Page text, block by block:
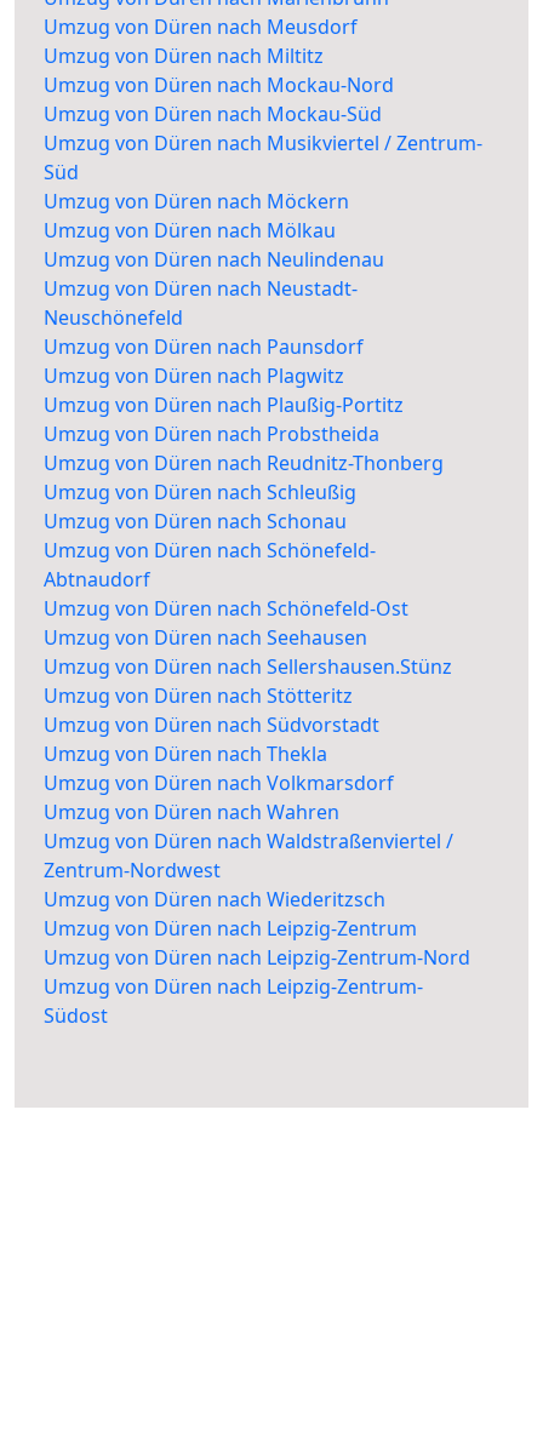
Umzug von Düren nach Meusdorf
Umzug von Düren nach Miltitz
Umzug von Düren nach Mockau-Nord
Umzug von Düren nach Mockau-Süd
Umzug von Düren nach Musikviertel / Zentrum-
Süd
Umzug von Düren nach Möckern
Umzug von Düren nach Mölkau
Umzug von Düren nach Neulindenau
Umzug von Düren nach Neustadt-
Neuschönefeld
Umzug von Düren nach Paunsdorf
Umzug von Düren nach Plagwitz
Umzug von Düren nach Plaußig-Portitz
Umzug von Düren nach Probstheida
Umzug von Düren nach Reudnitz-Thonberg
Umzug von Düren nach Schleußig
Umzug von Düren nach Schonau
Umzug von Düren nach Schönefeld-
Abtnaudorf
Umzug von Düren nach Schönefeld-Ost
Umzug von Düren nach Seehausen
Umzug von Düren nach Sellershausen.Stünz
Umzug von Düren nach Stötteritz
Umzug von Düren nach Südvorstadt
Umzug von Düren nach Thekla
Umzug von Düren nach Volkmarsdorf
Umzug von Düren nach Wahren
Umzug von Düren nach Waldstraßenviertel /
Zentrum-Nordwest
Umzug von Düren nach Wiederitzsch
Umzug von Düren nach Leipzig-Zentrum
Umzug von Düren nach Leipzig-Zentrum-Nord
Umzug von Düren nach Leipzig-Zentrum-
Südost